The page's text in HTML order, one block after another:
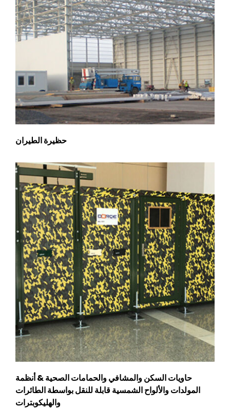
حظيرة الطيران
حاويات السكن والمشافي والحمامات الصحية & أنظمة
المولدات والألواح الشمسية قابلة للنقل بواسطة الطائرات
والهليكوبترات